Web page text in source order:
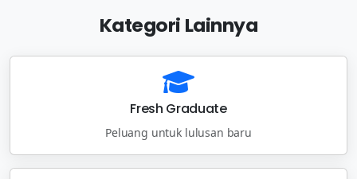
Kategori Lainnya
Fresh Graduate
Peluang untuk lulusan baru